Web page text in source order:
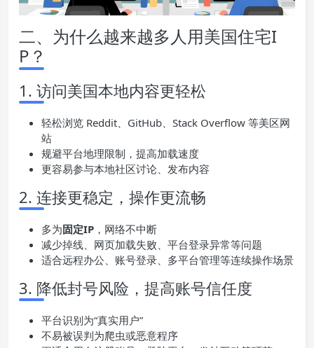
二、为什么越来越多人用美国住宅I
P？
1. 访问美国本地内容更轻松
轻松浏览 Reddit、GitHub、Stack Overflow 等美区网
站
规避平台地理限制，提高加载速度
更容易参与本地社区讨论、发布内容
2. 连接更稳定，操作更流畅
多为固定IP ，网络不中断
减少掉线、网页加载失败、平台登录异常等问题
适合远程办公、账号登录、多平台管理等连续操作场景
3. 降低封号风险，提高账号信任度
平台识别为“真实用户”
不易被误判为爬虫或恶意程序